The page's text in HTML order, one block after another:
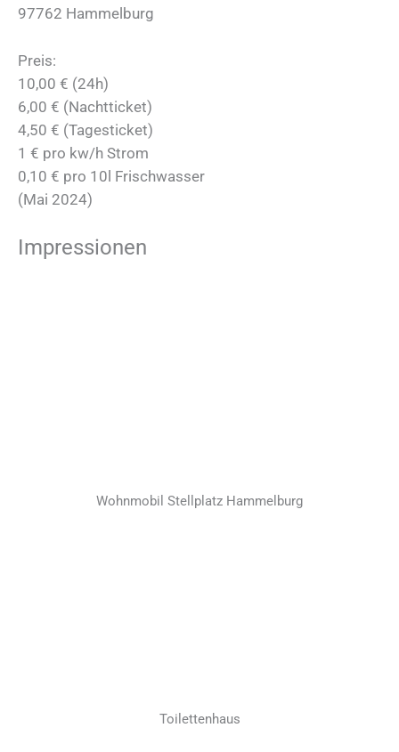
97762 Hammelburg
Preis:
10,00 € (24h)
6,00 € (Nachtticket)
4,50 € (Tagesticket)
1 € pro kw/h Strom
0,10 € pro 10l Frischwasser
(Mai 2024)
Impressionen
Wohnmobil Stellplatz Hammelburg
Toilettenhaus